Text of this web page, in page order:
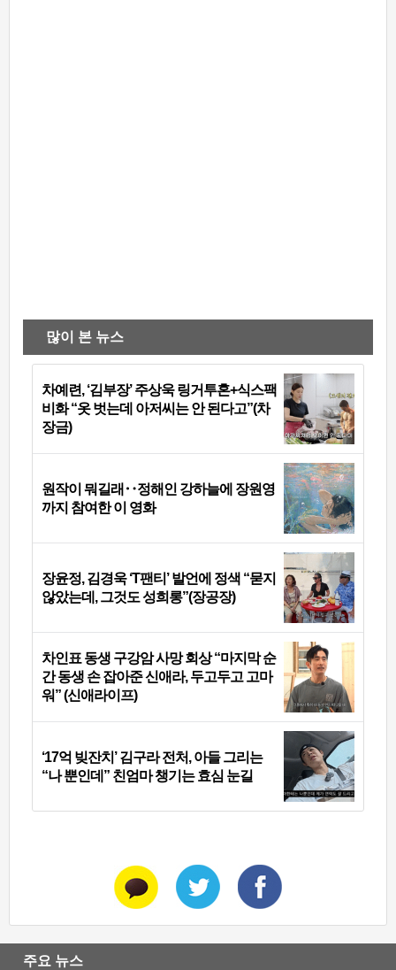
많이 본 뉴스
차예련, ‘김부장’ 주상욱 링거투혼+식스팩
비화 “옷 벗는데 아저씨는 안 된다고”(차
장금)
원작이 뭐길래‥정해인 강하늘에 장원영
까지 참여한 이 영화
장윤정, 김경욱 ‘T팬티’ 발언에 정색 “묻지
않았는데, 그것도 성희롱”(장공장)
차인표 동생 구강암 사망 회상 “마지막 순
간 동생 손 잡아준 신애라, 두고두고 고마
워” (신애라이프)
‘17억 빚잔치’ 김구라 전처, 아들 그리는
“나 뿐인데” 친엄마 챙기는 효심 눈길
주요 뉴스